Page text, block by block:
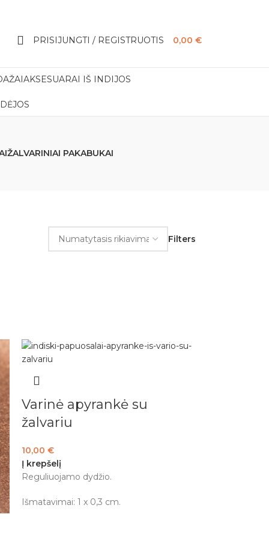
PRISIJUNGTI / REGISTRUOTIS 0,00 €
AKSESUARAI IŠ INDIJOS
ŽALVARINIAI PAKABUKAI
Filters
Varinė apyrankė su
žalvariu
10,00€
Į krepšelį
Reguliuojamo dydžio.
Išmatavimai: 1 x 0,3 cm.